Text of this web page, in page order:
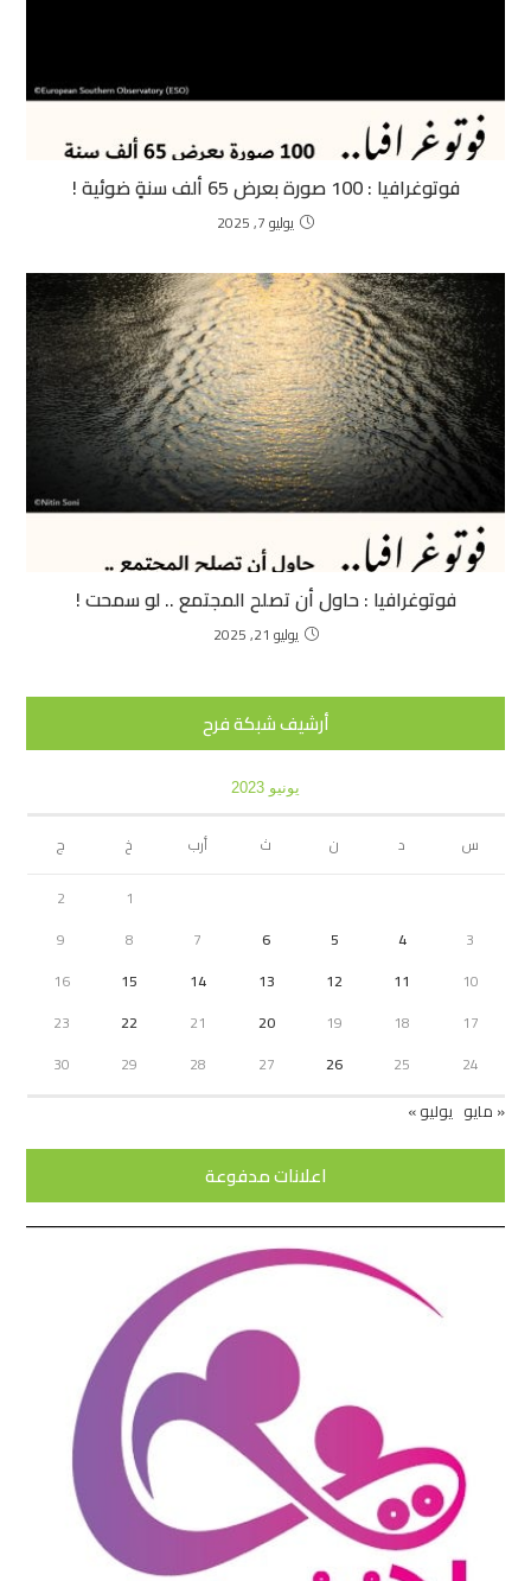
فوتوغرافيا : 100 صورة بعرض 65 ألف سنةٍ ضوئية !
يوليو 7, 2025
فوتوغرافيا : حاول أن تصلح المجتمع .. لو سمحت !
يوليو 21, 2025
أرشيف شبكة فرح
يونيو 2023
س د ن ث أرب خ
ج
1
2
3
4
5
6
7
8
9
10
11
12
13
14
15
16
17
18
19
20
21
22
23
24
25
26
27
28
29
30
« مايو يوليو »
اعلانات مدفوعة